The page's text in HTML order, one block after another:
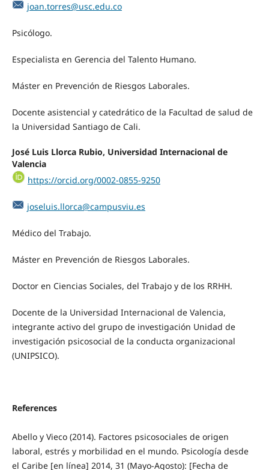
joan.torres@usc.edu.co
Psicólogo.
Especialista en Gerencia del Talento Humano.
Máster en Prevención de Riesgos Laborales.
Docente asistencial y catedrático de la Facultad de salud de
la Universidad Santiago de Cali.
José Luis Llorca Rubio, Universidad Internacional de
Valencia
https://orcid.org/0002-0855-9250
joseluis.llorca@campusviu.es
Médico del Trabajo.
Máster en Prevención de Riesgos Laborales.
Doctor en Ciencias Sociales, del Trabajo y de los RRHH.
Docente de la Universidad Internacional de Valencia,
integrante activo del grupo de investigación Unidad de
investigación psicosocial de la conducta organizacional
(UNIPSICO).
References
Abello y Vieco (2014). Factores psicosociales de origen
laboral, estrés y morbilidad en el mundo. Psicología desde
el Caribe [en línea] 2014, 31 (Mayo-Agosto): [Fecha de